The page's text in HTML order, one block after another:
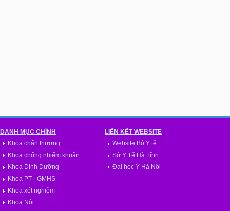
DANH MỤC CHÍNH
Khoa chấn thương
Khoa chống nhiểm khuẩn
Khoa Dinh Dưỡng
Khoa PT - GMHS
Khoa xét nghiệm
Khoa Nội
LIÊN KẾT WEBSITE
Website Bộ Y tế
Sở Y Tế Hà Tĩnh
Đại học Y Hà Nội